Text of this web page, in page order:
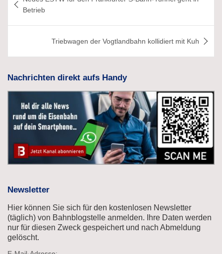
Betrieb
Triebwagen der Vogtlandbahn kollidiert mit Kuh
Nachrichten direkt aufs Handy
Newsletter
Hier können Sie sich für den kostenlosen Newsletter
(täglich) von Bahnblogstelle anmelden. Ihre Daten werden
nur für diesen Zweck gespeichert und nach Abmeldung
gelöscht.